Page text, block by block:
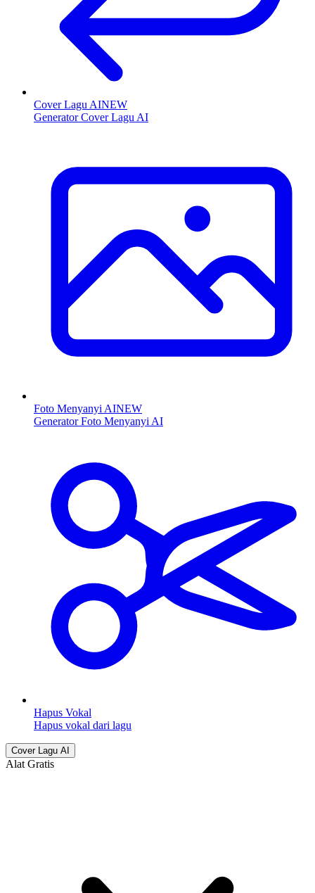
Cover Lagu AINEW
Generator Cover Lagu AI
Foto Menyanyi AINEW
Generator Foto Menyanyi AI
Hapus Vokal
Hapus vokal dari lagu
Cover Lagu AI
Alat Gratis